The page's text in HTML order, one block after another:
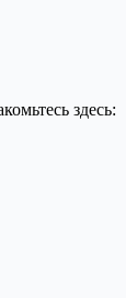
здесь: